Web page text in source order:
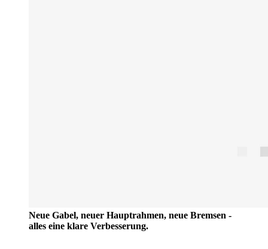
Neue Gabel, neuer Hauptrahmen, neue Bremsen -
alles eine klare Verbesserung.